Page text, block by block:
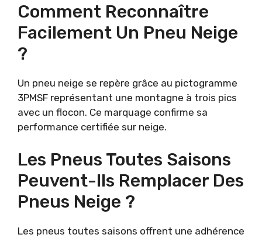
Comment Reconnaître
Facilement Un Pneu Neige
?
Un pneu neige se repère grâce au pictogramme
3PMSF représentant une montagne à trois pics
avec un flocon. Ce marquage confirme sa
performance certifiée sur neige.
Les Pneus Toutes Saisons
Peuvent-Ils Remplacer Des
Pneus Neige ?
Les pneus toutes saisons offrent une adhérence